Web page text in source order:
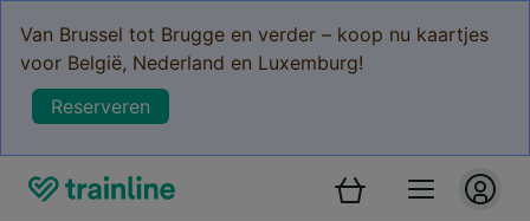
Van Brussel tot Brugge en verder – koop nu kaartjes
voor België, Nederland en Luxemburg!
Reserveren